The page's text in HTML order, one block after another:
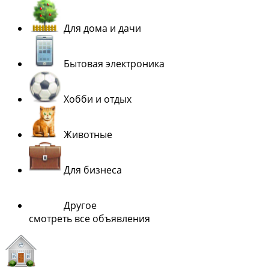
Для дома и дачи
Бытовая электроника
Хобби и отдых
Животные
Для бизнеса
Другое
смотреть все объявления